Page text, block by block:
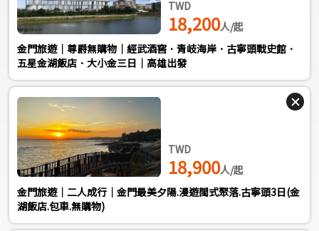
TWD
18,200人/起
金門旅遊｜尊爵無購物｜經武酒窖．青岐海岸．古寧頭戰史館．
五星金湖飯店．大小金三日｜高雄出發
TWD
18,900人/起
金門旅遊｜二人成行｜金門最美夕陽.漫遊閩式聚落.古寧頭3日(金
湖飯店.包車.無購物)